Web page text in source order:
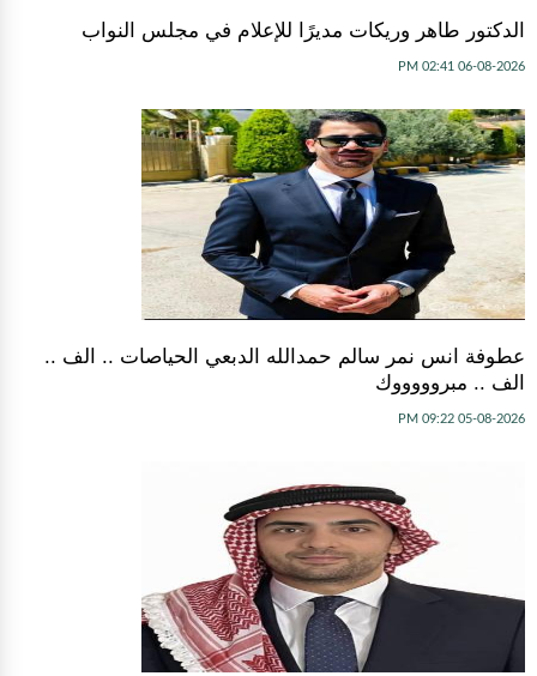
الدكتور طاهر وريكات مديرًا للإعلام في مجلس النواب
06-08-2026 02:41 PM
عطوفة انس نمر سالم حمدالله الدبعي الحياصات .. الف ..
الف .. مبروووووك
05-08-2026 09:22 PM